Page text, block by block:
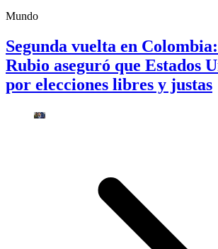
Mundo
Segunda vuelta en
Rubio aseguró que Estados
por elecciones libres y justas